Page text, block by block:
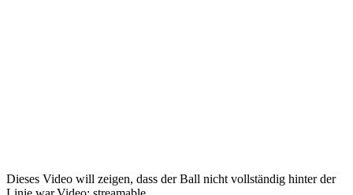
Dieses Video will zeigen, dass der Ball nicht vollständig hinter der